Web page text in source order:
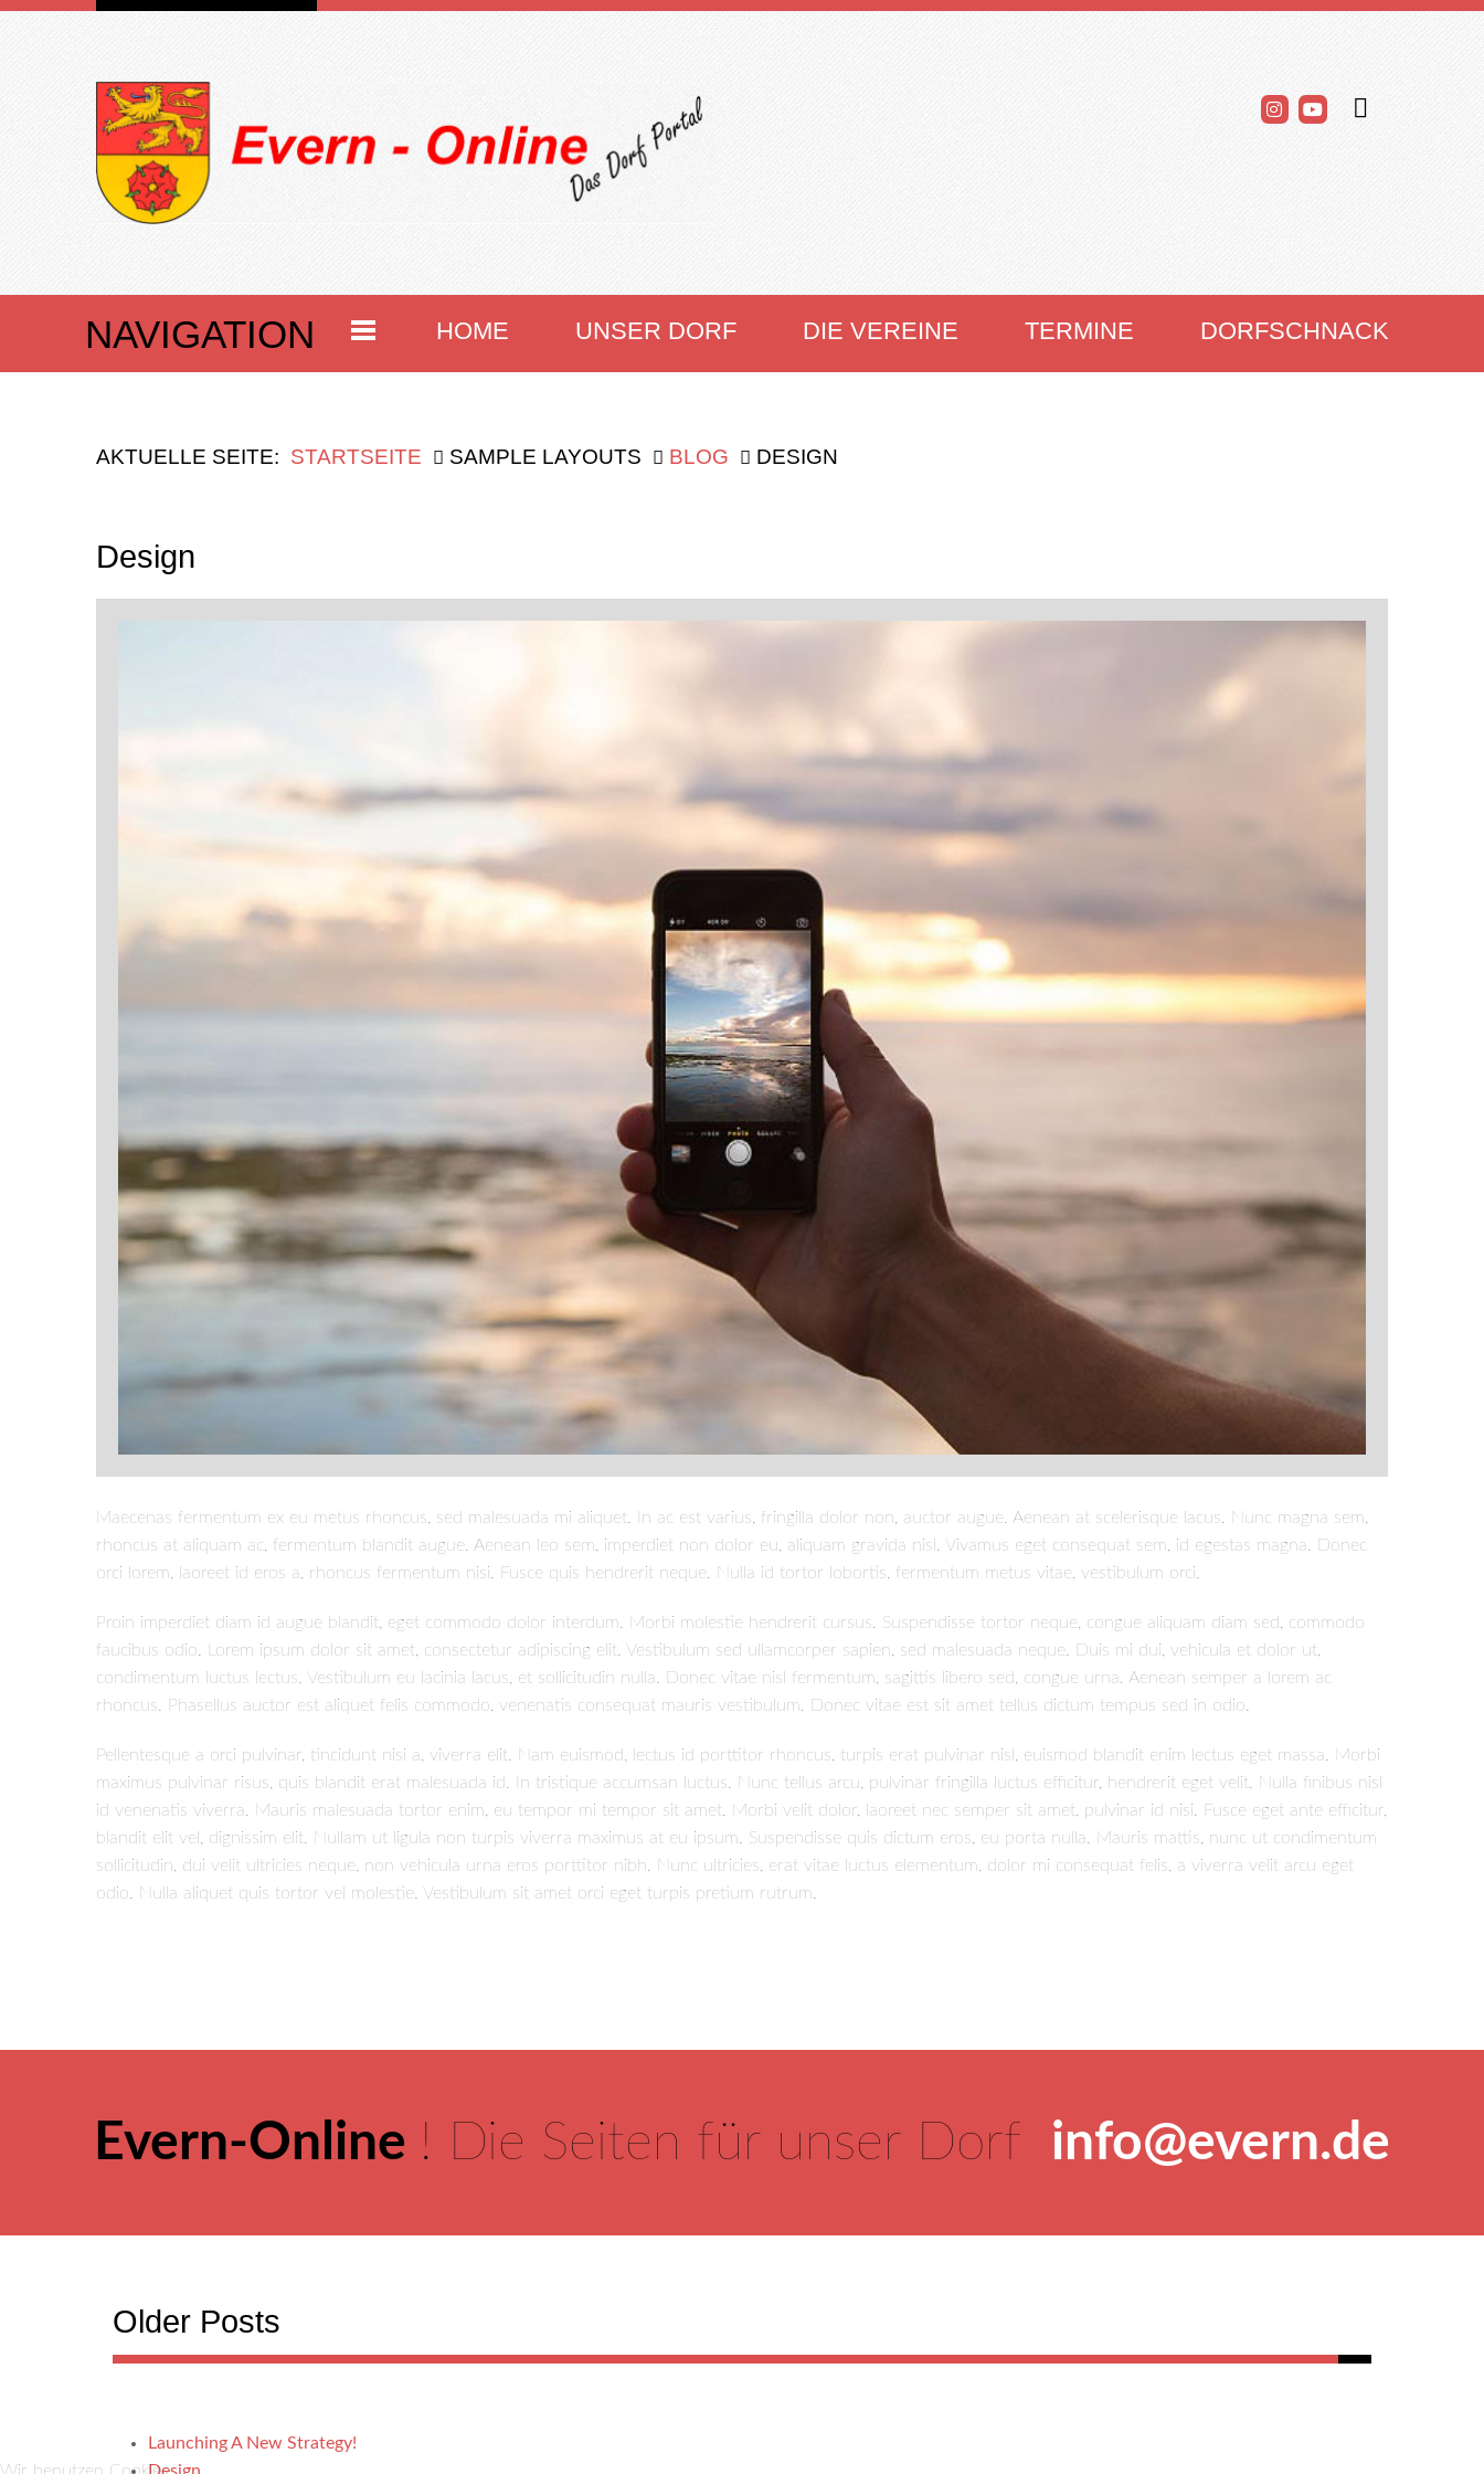
NAVIGATION HOME UNSER DORF DIE VEREINE TERMINE DORFSCHNACK
AKTUELLE SEITE: STARTSEITE SAMPLE LAYOUTS BLOG DESIGN
Design
Maecenas fermentum ex eu metus rhoncus, sed malesuada mi aliquet. In ac est varius, fringilla dolor non, auctor augue. Aenean at scelerisque lacus. Nunc magna sem,
rhoncus at aliquam ac, fermentum blandit augue. Aenean leo sem, imperdiet non dolor eu, aliquam gravida nisl. Vivamus eget consequat sem, id egestas magna. Donec
orci lorem, laoreet id eros a, rhoncus fermentum nisi. Fusce quis hendrerit neque. Nulla id tortor lobortis, fermentum metus vitae, vestibulum orci.
Proin imperdiet diam id augue blandit, eget commodo dolor interdum. Morbi molestie hendrerit cursus. Suspendisse tortor neque, congue aliquam diam sed, commodo
faucibus odio. Lorem ipsum dolor sit amet, consectetur adipiscing elit. Vestibulum sed ullamcorper sapien, sed malesuada neque. Duis mi dui, vehicula et dolor ut,
condimentum luctus lectus. Vestibulum eu lacinia lacus, et sollicitudin nulla. Donec vitae nisl fermentum, sagittis libero sed, congue urna. Aenean semper a lorem ac
rhoncus. Phasellus auctor est aliquet felis commodo, venenatis consequat mauris vestibulum. Donec vitae est sit amet tellus dictum tempus sed in odio.
Pellentesque a orci pulvinar, tincidunt nisi a, viverra elit. Nam euismod, lectus id porttitor rhoncus, turpis erat pulvinar nisl, euismod blandit enim lectus eget massa. Morbi
maximus pulvinar risus, quis blandit erat malesuada id. In tristique accumsan luctus. Nunc tellus arcu, pulvinar fringilla luctus efficitur, hendrerit eget velit. Nulla finibus nisl
id venenatis viverra. Mauris malesuada tortor enim, eu tempor mi tempor sit amet. Morbi velit dolor, laoreet nec semper sit amet, pulvinar id nisi. Fusce eget ante efficitur,
blandit elit vel, dignissim elit. Nullam ut ligula non turpis viverra maximus at eu ipsum. Suspendisse quis dictum eros, eu porta nulla. Mauris mattis, nunc ut condimentum
sollicitudin, dui velit ultricies neque, non vehicula urna eros porttitor nibh. Nunc ultricies, erat vitae luctus elementum, dolor mi consequat felis, a viverra velit arcu eget
odio. Nulla aliquet quis tortor vel molestie. Vestibulum sit amet orci eget turpis pretium rutrum.
Evern-Online ! Die Seiten für unser Dorf info@evern.de
Older Posts
Launching A New Strategy!